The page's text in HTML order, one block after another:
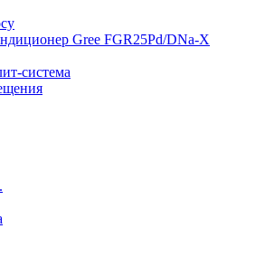
Gree FGR25Pd/DNa-X
система